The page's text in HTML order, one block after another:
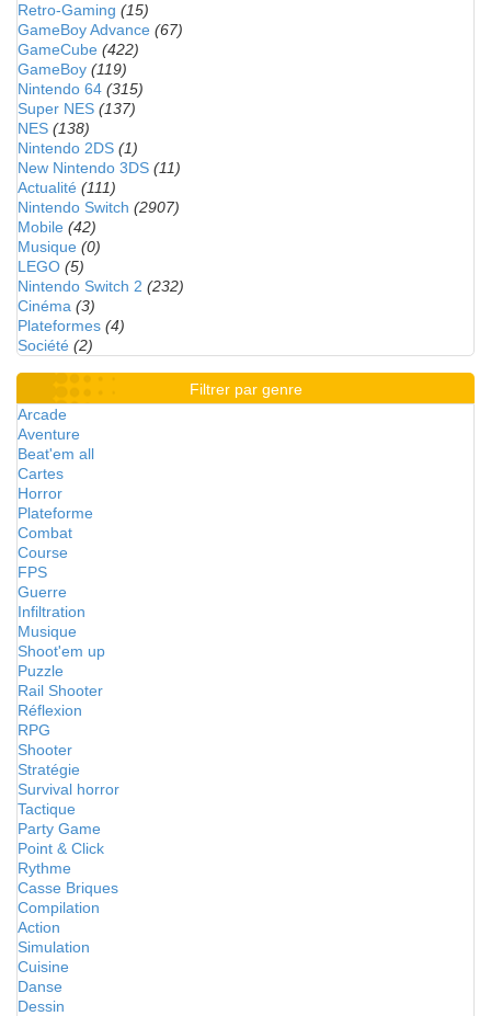
Retro-Gaming (15)
GameBoy Advance (67)
GameCube (422)
GameBoy (119)
Nintendo 64 (315)
Super NES (137)
NES (138)
Nintendo 2DS (1)
New Nintendo 3DS (11)
Actualité (111)
Nintendo Switch (2907)
Mobile (42)
Musique (0)
LEGO (5)
Nintendo Switch 2 (232)
Cinéma (3)
Plateformes (4)
Société (2)
Filtrer par genre
Arcade
Aventure
Beat'em all
Cartes
Horror
Plateforme
Combat
Course
FPS
Guerre
Infiltration
Musique
Shoot'em up
Puzzle
Rail Shooter
Réflexion
RPG
Shooter
Stratégie
Survival horror
Tactique
Party Game
Point & Click
Rythme
Casse Briques
Compilation
Action
Simulation
Cuisine
Danse
Dessin